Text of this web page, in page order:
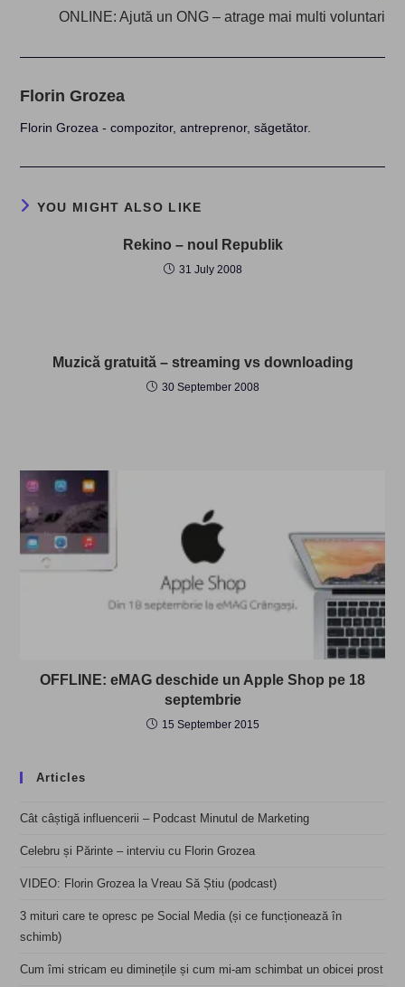
ONLINE: Ajută un ONG – atrage mai multi voluntari
Florin Grozea
Florin Grozea - compozitor, antreprenor, săgetător.
YOU MIGHT ALSO LIKE
Rekino – noul Republik
31 July 2008
Muzică gratuită – streaming vs downloading
30 September 2008
OFFLINE: eMAG deschide un Apple Shop pe 18
septembrie
15 September 2015
Articles
Cât câștigă influencerii – Podcast Minutul de Marketing
Celebru și Părinte – interviu cu Florin Grozea
VIDEO: Florin Grozea la Vreau Să Știu (podcast)
3 mituri care te opresc pe Social Media (și ce funcționează în
schimb)
Cum îmi stricam eu diminețile și cum mi-am schimbat un obicei prost